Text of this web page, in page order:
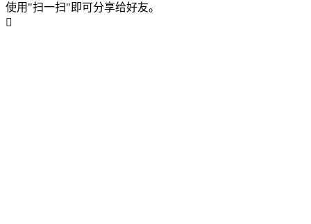
使用"扫一扫"即可分享给好友。